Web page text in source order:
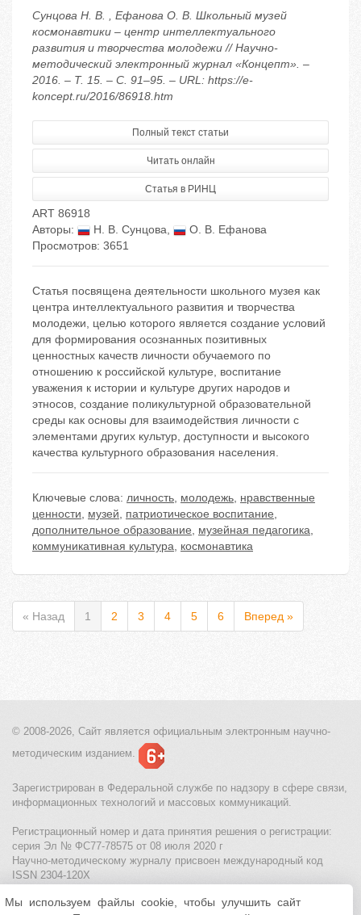
Сунцова Н. В. , Ефанова О. В. Школьный музей
космонавтики – центр интеллектуального
развития и творчества молодежи // Научно-
методический электронный журнал «Концепт». –
2016. – Т. 15. – С. 91–95. – URL: https://e-
koncept.ru/2016/86918.htm
Полный текст статьи
Читать онлайн
Статья в РИНЦ
ART 86918
Авторы:
Н. В. Сунцова,
О. В. Ефанова
Просмотров: 3651
Статья посвящена деятельности школьного музея как
центра интеллектуального развития и творчества
молодежи, целью которого является создание условий
для формирования осознанных позитивных
ценностных качеств личности обучаемого по
отношению к российской культуре, воспитание
уважения к истории и культуре других народов и
этносов, создание поликультурной образовательной
среды как основы для взаимодействия личности с
элементами других культур, доступности и высокого
качества культурного образования населения.
Ключевые слова: личность, молодежь, нравственные
ценности, музей, патриотическое воспитание,
дополнительное образование, музейная педагогика,
коммуникативная культура, космонавтика
« Назад 1 2 3 4 5 6 Вперед »
© 2008-2026, Сайт является официальным электронным научно-
методическим изданием.
Зарегистрирован в Федеральной службе по надзору в сфере связи,
информационных технологий и массовых коммуникаций.
Регистрационный номер и дата принятия решения о регистрации:
серия Эл № ФС77-78575 от 08 июля 2020 г
Научно-методическому журналу присвоен международный код
ISSN 2304-120X
МЦИТО|Школьные олимпиады и онлайн конкурсы для детей
Мы используем файлы cookie, чтобы улучшить сайт